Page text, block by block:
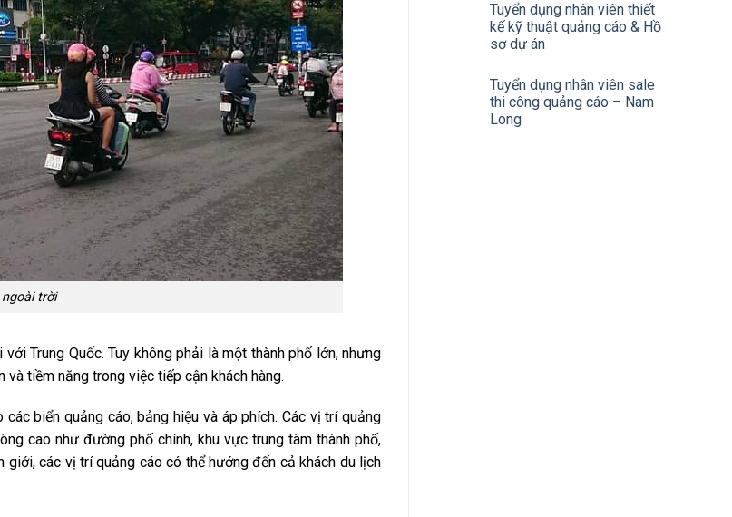
trời
Trung Quốc. Tuy không phải là một thành phố lớn, nhưng
và tiềm năng trong việc tiếp cận khách hàng.
biển quảng cáo, bảng hiệu và áp phích. Các vị trí quảng
cao như đường phố chính, khu vực trung tâm thành phố,
các vị trí quảng cáo có thể hướng đến cả khách du lịch
Tuyển dụng nhân viên thiết
kế kỹ thuật quảng cáo & Hồ
sơ dự án
Tuyển dụng nhân viên sale
thi công quảng cáo – Nam
Long